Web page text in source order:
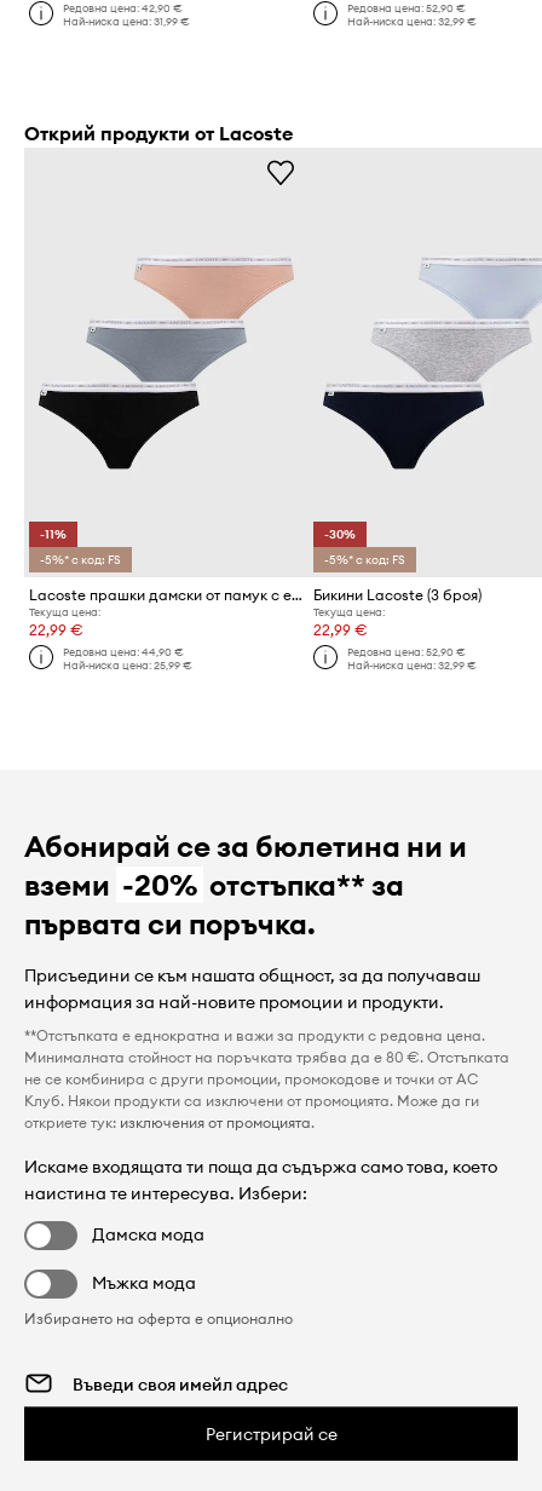
Редовна цена:42,90 €
Най-ниска цена:31,99 €
Редовна цена: 52,90 €
Най-ниска цена: 32,99 €
Открий продукти от Lacoste
-11%
-5%* с код: FS
Lacoste прашки дамски от памук с еластан 3 броя
Текуща цена:
22,99 €
Редовна цена:44,90 €
Най-ниска цена:25,99 €
-30%
-5%* с код: FS
Бикини Lacoste (3 броя)
Текуща цена:
22,99 €
Редовна цена: 52,90 €
Най-ниска цена: 32,99 €
Абонирай се за бюлетина ни и
вземи -20% отстъпка** за
първата си поръчка.
Присъедини се към нашата общност, за да получаваш
информация за най-новите промоции и продукти.
**Отстъпката е еднократна и важи за продукти с редовна цена.
Минималната стойност на поръчката трябва да е 80 €. Отстъпката
не се комбинира с други промоции, промокодове и точки от AC
Клуб. Някои продукти са изключени от промоцията. Може да ги
откриете тук: изключения от промоцията.
Искаме входящата ти поща да съдържа само това, което
наистина те интересува. Избери:
Дамска мода
Мъжка мода
Избирането на оферта е опционално
Регистрирай се